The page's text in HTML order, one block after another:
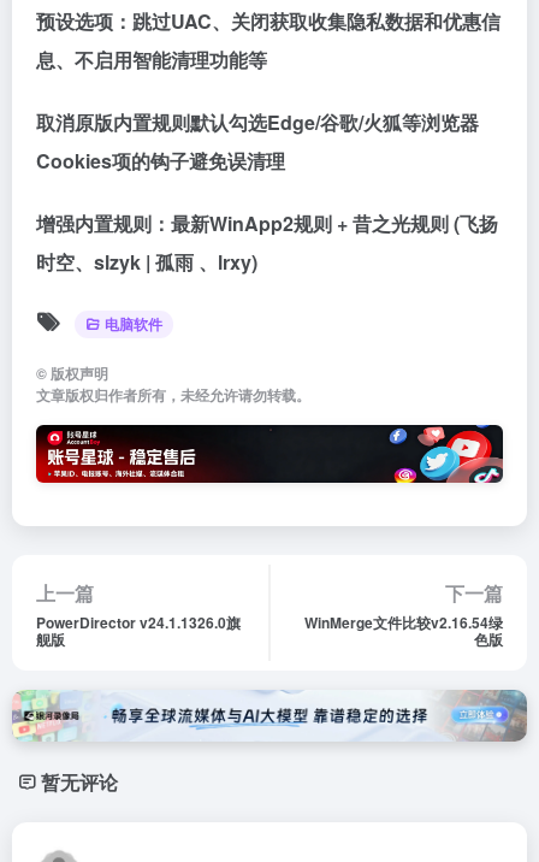
预设选项：跳过UAC、关闭获取收集隐私数据和优惠信
息、不启用智能清理功能等
取消原版内置规则默认勾选Edge/谷歌/火狐等浏览器
Cookies项的钩子避免误清理
增强内置规则：最新WinApp2规则 + 昔之光规则 (飞扬
时空、slzyk | 孤雨 、lrxy)
电脑软件
©版权声明
文章版权归作者所有，未经允许请勿转载。
上一篇
PowerDirector v24.1.1326.0旗
舰版
下一篇
WinMerge文件比较v2.16.54绿
色版
暂无评论